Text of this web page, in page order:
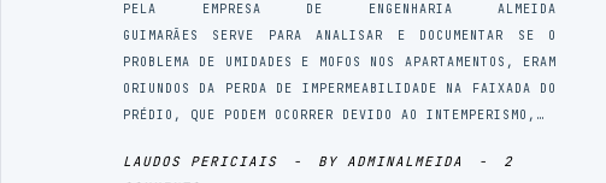
PELA EMPRESA DE ENGENHARIA ALMEIDA
GUIMARÃES SERVE PARA ANALISAR E DOCUMENTAR SE O
PROBLEMA DE UMIDADES E MOFOS NOS APARTAMENTOS, ERAM
ORIUNDOS DA PERDA DE IMPERMEABILIDADE NA FAIXADA DO
PRÉDIO, QUE PODEM OCORRER DEVIDO AO INTEMPERISMO,…
LAUDOS PERICIAIS - BY ADMINALMEIDA -
2